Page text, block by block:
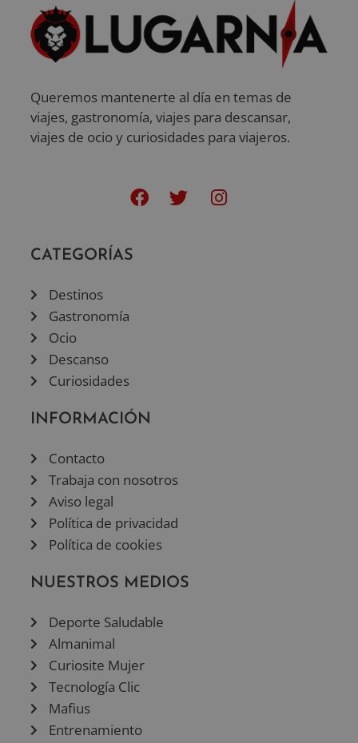
Queremos mantenerte al día en temas de
viajes, gastronomía, viajes para descansar,
viajes de ocio y curiosidades para viajeros.
CATEGORÍAS
Destinos
Gastronomía
Ocio
Descanso
Curiosidades
INFORMACIÓN
Contacto
Trabaja con nosotros
Aviso legal
Política de privacidad
Política de cookies
NUESTROS MEDIOS
Deporte Saludable
Almanimal
Curiosite Mujer
Tecnología Clic
Mafius
Entrenamiento